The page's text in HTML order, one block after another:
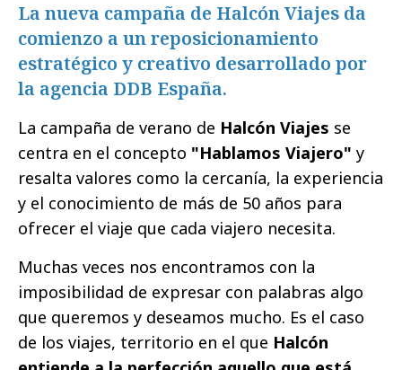
La nueva campaña de Halcón Viajes da
comienzo a un reposicionamiento
estratégico y creativo desarrollado por
la agencia DDB España.
La campaña de verano de Halcón Viajes se
centra en el concepto "Hablamos Viajero" y
resalta valores como la cercanía, la experiencia
y el conocimiento de más de 50 años para
ofrecer el viaje que cada viajero necesita.
Muchas veces nos encontramos con la
imposibilidad de expresar con palabras algo
que queremos y deseamos mucho. Es el caso
de los viajes, territorio en el que Halcón